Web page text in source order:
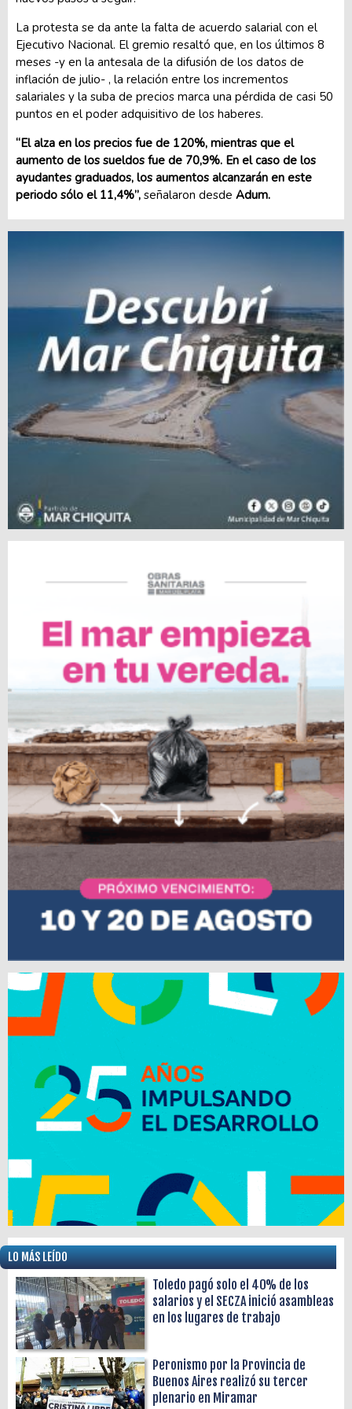
La protesta se da ante la falta de acuerdo salarial con el
Ejecutivo Nacional. El gremio resaltó que, en los últimos 8
meses -y en la antesala de la difusión de los datos de
inflación de julio- , la relación entre los incrementos
salariales y la suba de precios marca una pérdida de casi 50
puntos en el poder adquisitivo de los haberes.
“El alza en los precios fue de 120%, mientras que el
aumento de los sueldos fue de 70,9%. En el caso de los
ayudantes graduados, los aumentos alcanzarán en este
periodo sólo el 11,4%”, señalaron desde Adum.
LO MÁS LEÍDO
Toledo pagó solo el 40% de los
salarios y el SECZA inició asambleas
en los lugares de trabajo
Peronismo por la Provincia de
Buenos Aires realizó su tercer
plenario en Miramar